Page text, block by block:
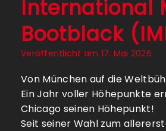
International
Bootblack
Veröffentlicht am 17. Mai 2026
Von München auf die
Ein Jahr voller Höhepunkte
Chicago seinen Höhepunkt!
Seit seiner Wahl zum